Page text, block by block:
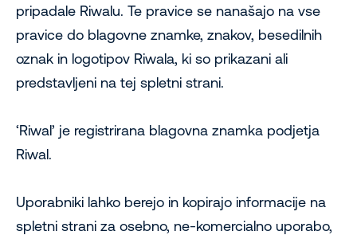
pripadale Riwalu. Te pravice se nanašajo na vse
pravice do blagovne znamke, znakov, besedilnih
oznak in logotipov Riwala, ki so prikazani ali
predstavljeni na tej spletni strani.
‘Riwal’ je registrirana blagovna znamka podjetja
Riwal.
Uporabniki lahko berejo in kopirajo informacije na
spletni strani za osebno, ne-komercialno uporabo,